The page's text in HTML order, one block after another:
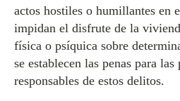
actos hostiles o humillantes en
impidan el disfrute de la
física o psíquica sobre
se establecen las penas para
responsables de estos delitos.